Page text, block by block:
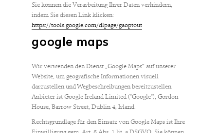
Sie können die Verarbeitung Ihrer Daten verhindern,
indem Sie diesen Link klicken:
https://tools.google.com/dlpage/gaoptout
google maps
Wir verwenden den Dienst „Google Maps“ auf unserer
Website, um geografische Informationen visuell
darzustellen und Wegbeschreibungen bereitzustellen.
Anbieter ist Google Ireland Limited ("Google"), Gordon
House, Barrow Street, Dublin 4, Irland.
Rechtsgrundlage für den Einsatz von Google Maps ist Ihre